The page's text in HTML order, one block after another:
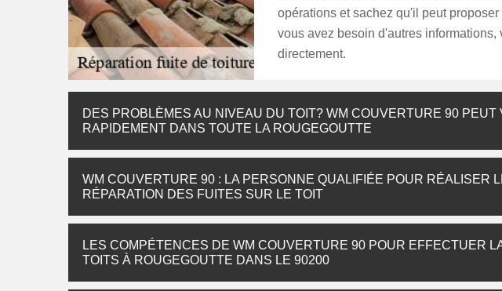
opérations et sachez qu'il peut
vous avez besoin d'autres
directement.
DES PROBLÈMES AU NIVEAU DU TOIT? WM COUVERTURE 90 PEUT
RAPIDEMENT DANS TOUTE LA ROUGEGOUTTE
WM COUVERTURE 90 : LA PERSONNE QUALIFIÉE POUR RÉALISER
RÉPARATION DES FUITES SUR LE TOIT
LES COMPÉTENCES DE WM COUVERTURE 90 POUR EFFECTUER
TOITS À ROUGEGOUTTE DANS LE 90200